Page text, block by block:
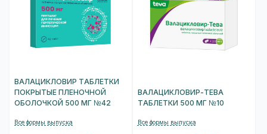
ВАЛАЦИКЛОВИР ТАБЛЕТКИ
ПОКРЫТЫЕ ПЛЕНОЧНОЙ
ОБОЛОЧКОЙ 500 МГ №42
Все формы выпуска
ВАЛАЦИКЛОВИР-ТЕВА
ТАБЛЕТКИ 500 МГ №10
Все формы выпуска